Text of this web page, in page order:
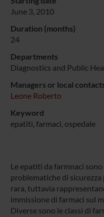
June 3, 2010
Duration (months)
24
Departments
Diagnostics and Public
Managers or local
Leone Roberto
Keyword
epatiti, farmaci, ospedale
Le epatiti da farmnaci
problematiche di sicurezza
rara, tuttavia
immissione di farmaci sul
Diverse sono le classi di